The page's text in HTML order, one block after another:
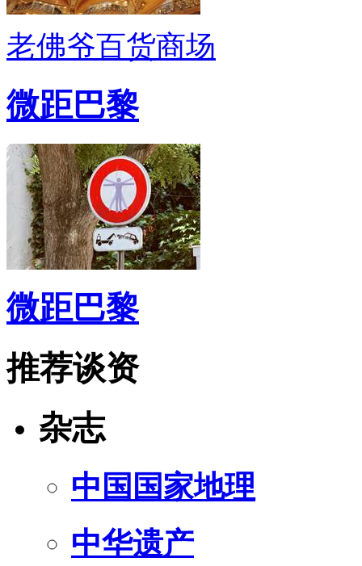
老佛爷百货商场
微距巴黎
微距巴黎
推荐谈资
杂志
中国国家地理
中华遗产